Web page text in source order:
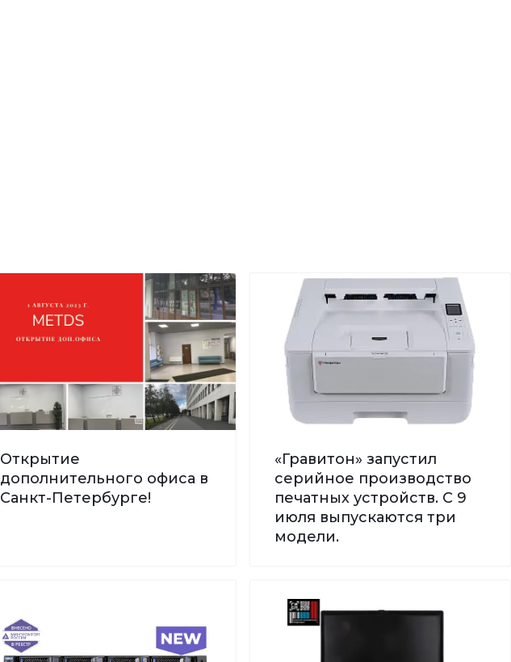
Открытие
дополнительного офиса в
Санкт-Петербурге!
«Гравитон» запустил
серийное производство
печатных устройств. С 9
июля выпускаются три
модели.